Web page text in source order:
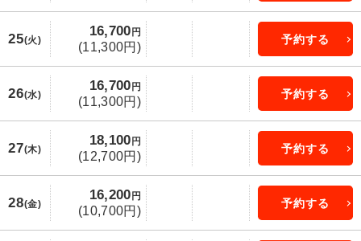
25(火)
16,700 円
(11,300円)
予約する
26(水)
16,700 円
(11,300円)
予約する
27(木)
18,100 円
(12,700円)
予約する
28(金)
16,200 円
(10,700円)
予約する